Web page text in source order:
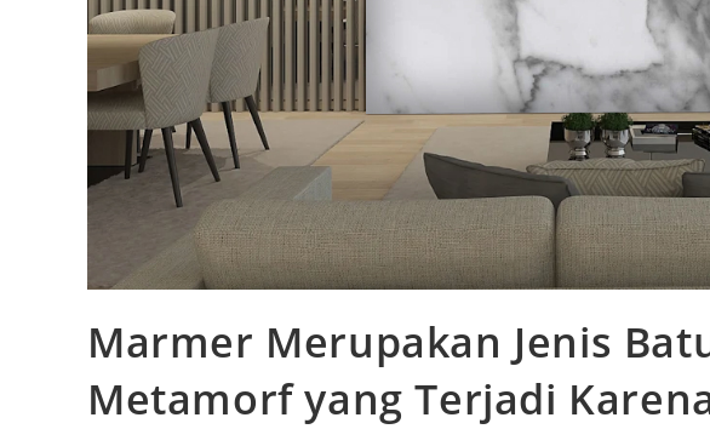
Marmer Merupakan Jenis
Metamorf yang Terjadi